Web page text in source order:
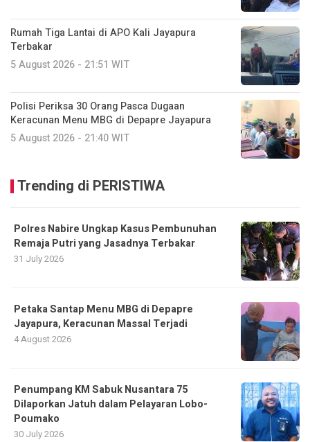
Rumah Tiga Lantai di APO Kali Jayapura
Terbakar
5 August 2026 - 21:51 WIT
Polisi Periksa 30 Orang Pasca Dugaan
Keracunan Menu MBG di Depapre Jayapura
5 August 2026 - 21:40 WIT
Trending di PERISTIWA
Polres Nabire Ungkap Kasus Pembunuhan
Remaja Putri yang Jasadnya Terbakar
31 July 2026
Petaka Santap Menu MBG di Depapre
Jayapura, Keracunan Massal Terjadi
4 August 2026
Penumpang KM Sabuk Nusantara 75
Dilaporkan Jatuh dalam Pelayaran Lobo-
Poumako
30 July 2026